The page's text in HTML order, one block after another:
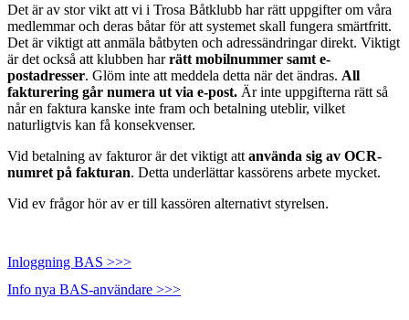
Det är av stor vikt att vi i Trosa Båtklubb har rätt uppgifter om våra
medlemmar och deras båtar för att systemet skall fungera smärtfritt.
Det är viktigt att anmäla båtbyten och adressändringar direkt. Viktigt
är det också att klubben harrätt mobilnummer samt e-
postadresser. Glöm inte att meddela detta när det ändras. All
fakturering går numera ut via e-post. Är inte uppgifterna rätt så
når en faktura kanske inte fram och betalning uteblir, vilket
naturligtvis kan få konsekvenser.
Vid betalning av fakturor är det viktigt att använda sig av OCR-
numret på fakturan. Detta underlättar kassörens arbete mycket.
Vid ev frågor hör av er till kassören alternativt styrelsen.
Inloggning BAS >>>
Info nya BAS-användare >>>